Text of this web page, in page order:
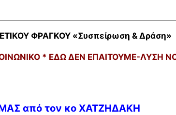
ΦΡΑΓΚΟΥ «Συσπείρωση &
* ΕΔΩ ΔΕΝ ΕΠΑΙΤΟΥΜΕ-ΛΥΣΗ
από τον κο ΧΑΤΖΗΔΑΚΗ